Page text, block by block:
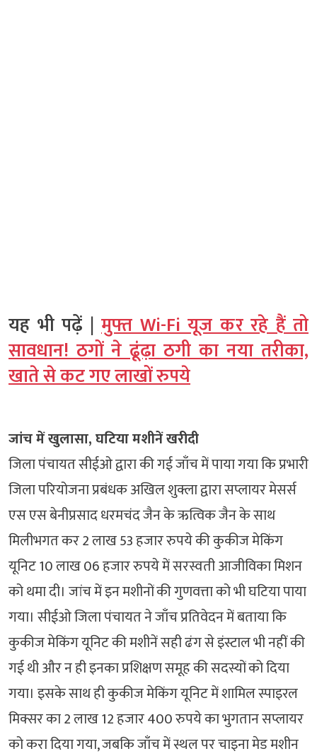
यह भी पढ़ें | मुफ्त Wi-Fi यूज कर रहे हैं तो
सावधान! ठगों ने ढूंढ़ा ठगी का नया तरीका,
खाते से कट गए लाखों रुपये
जांच में खुलासा, घटिया मशीनें खरीदी
जिला पंचायत सीईओ द्वारा की गई जाँच में पाया गया कि प्रभारी
जिला परियोजना प्रबंधक अखिल शुक्ला द्वारा सप्लायर मेसर्स
एस एस बेनीप्रसाद धरमचंद जैन के ऋत्विक जैन के साथ
मिलीभगत कर 2 लाख 53 हजार रुपये की कुकीज मेकिंग
यूनिट 10 लाख 06 हजार रुपये में सरस्वती आजीविका मिशन
को थमा दी। जांच में इन मशीनों की गुणवत्ता को भी घटिया पाया
गया। सीईओ जिला पंचायत ने जाँच प्रतिवेदन में बताया कि
कुकीज मेकिंग यूनिट की मशीनें सही ढंग से इंस्टाल भी नहीं की
गई थी और न ही इनका प्रशिक्षण समूह की सदस्यों को दिया
गया। इसके साथ ही कुकीज मेकिंग यूनिट में शामिल स्पाइरल
मिक्सर का 2 लाख 12 हजार 400 रुपये का भुगतान सप्लायर
को करा दिया गया, जबकि जाँच में स्थल पर चाइना मेड मशीन